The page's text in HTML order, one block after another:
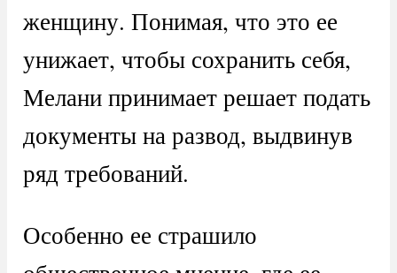
женщину. Понимая, что это ее
унижает, чтобы сохранить себя,
Мелани принимает решает подать
документы на развод, выдвинув
ряд требований.
Особенно ее страшило